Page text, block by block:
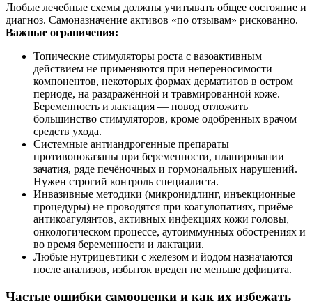
Любые лечебные схемы должны учитывать общее состояние и
диагноз. Самоназначение активов «по отзывам» рискованно.
Важные ограничения:
Топические стимуляторы роста с вазоактивным
действием не применяются при непереносимости
компонентов, некоторых формах дерматитов в остром
периоде, на раздражённой и травмированной коже.
Беременность и лактация — повод отложить
большинство стимуляторов, кроме одобренных врачом
средств ухода.
Системные антиандрогенные препараты
противопоказаны при беременности, планировании
зачатия, ряде печёночных и гормональных нарушений.
Нужен строгий контроль специалиста.
Инвазивные методики (микронидлинг, инъекционные
процедуры) не проводятся при коагулопатиях, приёме
антикоагулянтов, активных инфекциях кожи головы,
онкологическом процессе, аутоиммунных обострениях и
во время беременности и лактации.
Любые нутрицевтики с железом и йодом назначаются
после анализов, избыток вреден не меньше дефицита.
Частые ошибки самооценки и как их избежать